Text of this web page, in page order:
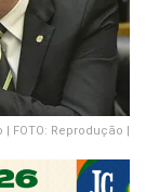
FOTO: Reprodução |